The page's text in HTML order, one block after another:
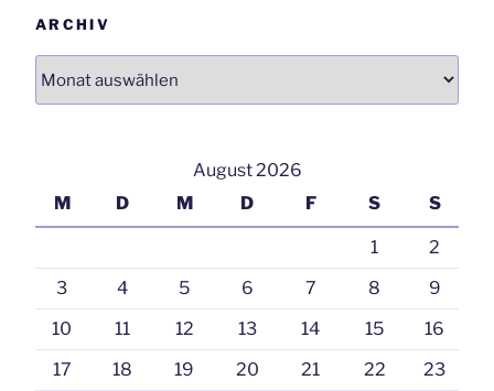
ARCHIV
August 2026
M
D M D F S S
1
2
3
4 5 6 7 8
9
10
11 12 13 14 15
16
17
18 19 20 21 22 23